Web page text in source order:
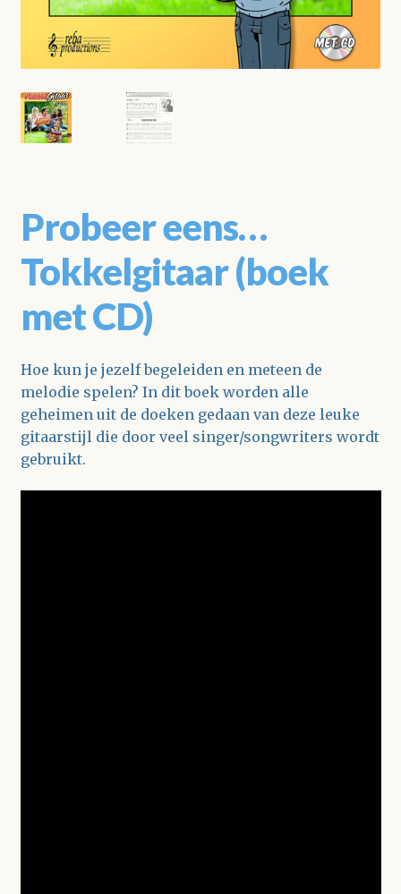
Probeer eens…
Tokkelgitaar (boek
met CD)
Hoe kun je jezelf begeleiden en meteen de
melodie spelen? In dit boek worden alle
geheimen uit de doeken gedaan van deze leuke
gitaarstijl die door veel singer/songwriters wordt
gebruikt.